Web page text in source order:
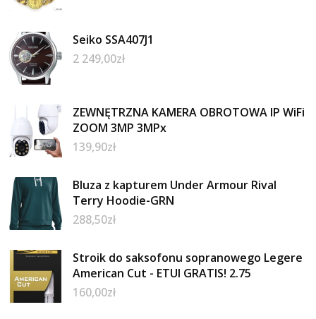
Seiko SSA407J1
2 249,00zł
ZEWNĘTRZNA KAMERA OBROTOWA IP WiFi
ZOOM 3MP 3MPx
139,90zł
Bluza z kapturem Under Armour Rival
Terry Hoodie-GRN
288,50zł
Stroik do saksofonu sopranowego Legere
American Cut - ETUI GRATIS! 2.75
160,00zł